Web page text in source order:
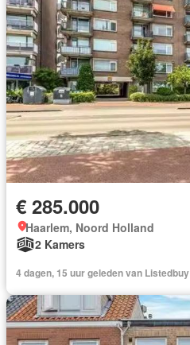
€ 285.000
Haarlem, Noord Holland
2 Kamers
4 dagen, 15 uur geleden van Listedbuy